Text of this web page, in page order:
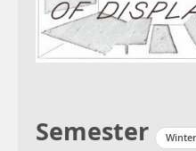
Semester